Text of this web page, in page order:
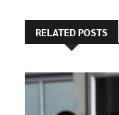
RELATED POSTS